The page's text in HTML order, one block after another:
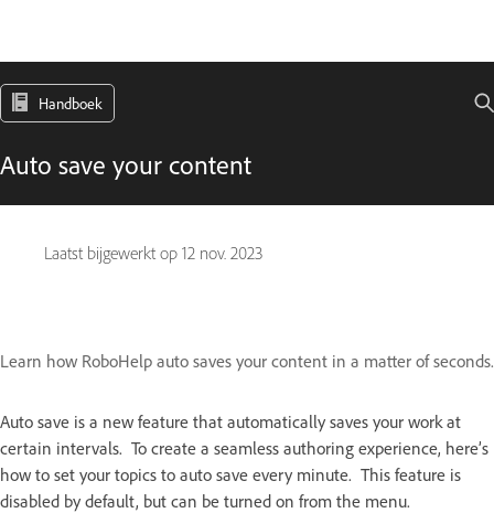
Handboek
Auto save your content
Laatst bijgewerkt op 12 nov. 2023
Learn how RoboHelp auto saves your content in a matter of seconds.
Auto save is a new feature that automatically saves your work at
certain intervals. To create a seamless authoring experience, here’s
how to set your topics to auto save every minute. This feature is
disabled by default, but can be turned on from the menu.